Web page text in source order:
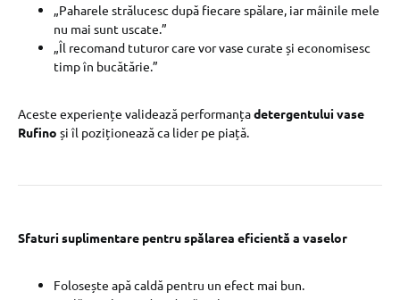
„Paharele strălucesc după fiecare spălare, iar mâinile mele
nu mai sunt uscate.”
„Îl recomand tuturor care vor vase curate și economisesc
timp în bucătărie.”
Aceste experiențe validează performanțadetergentului vase
Rufino și îl poziționează ca lider pe piață.
Sfaturi suplimentare pentru spălarea eficientă a vaselor
Folosește apă caldă pentru un efect mai bun.